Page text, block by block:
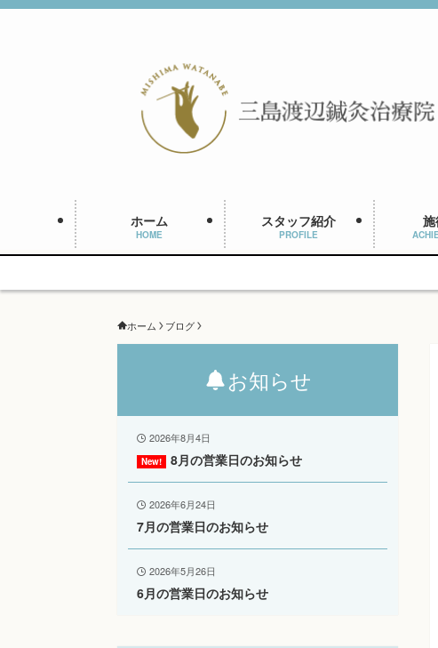
ホーム
HOME
スタッフ紹介
PROFILE
ホーム ブログ
お知らせ
2026年8月4日
8月の営業日のお知らせ
2026年6月24日
7月の営業日のお知らせ
2026年5月26日
6月の営業日のお知らせ